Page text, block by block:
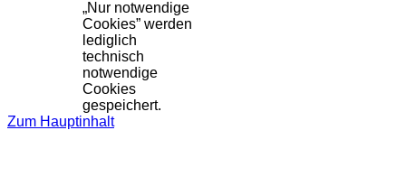
„Nur notwendige
Cookies” werden
lediglich
technisch
notwendige
Cookies
gespeichert.
Zum Hauptinhalt